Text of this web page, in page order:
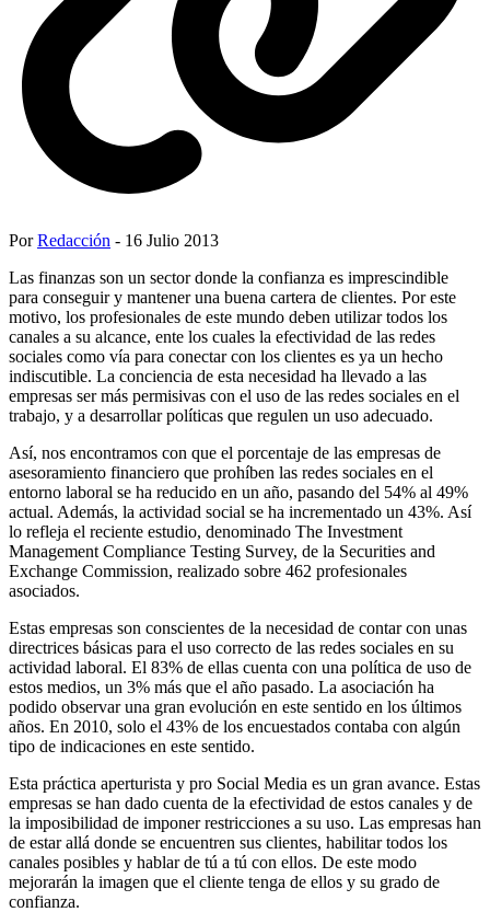
PorRedacción - 16 Julio 2013
Las finanzas son un sector donde la confianza es imprescindible
para conseguir y mantener una buena cartera de clientes. Por este
motivo, los profesionales de este mundo deben utilizar todos los
canales a su alcance, ente los cuales la efectividad de las redes
sociales como vía para conectar con los clientes es ya un hecho
indiscutible. La conciencia de esta necesidad ha llevado a las
empresas ser más permisivas con el uso de las redes sociales en el
trabajo, y a desarrollar políticas que regulen un uso adecuado.
Así, nos encontramos con que el porcentaje de las empresas de
asesoramiento financiero que prohíben las redes sociales en el
entorno laboral se ha reducido en un año, pasando del 54% al 49%
actual. Además, la actividad social se ha incrementado un 43%. Así
lo refleja el reciente estudio, denominado The Investment
Management Compliance Testing Survey, de la Securities and
Exchange Commission, realizado sobre 462 profesionales
asociados.
Estas empresas son conscientes de la necesidad de contar con unas
directrices básicas para el uso correcto de las redes sociales en su
actividad laboral. El 83% de ellas cuenta con una política de uso de
estos medios, un 3% más que el año pasado. La asociación ha
podido observar una gran evolución en este sentido en los últimos
años. En 2010, solo el 43% de los encuestados contaba con algún
tipo de indicaciones en este sentido.
Esta práctica aperturista y pro Social Media es un gran avance. Estas
empresas se han dado cuenta de la efectividad de estos canales y de
la imposibilidad de imponer restricciones a su uso. Las empresas han
de estar allá donde se encuentren sus clientes, habilitar todos los
canales posibles y hablar de tú a tú con ellos. De este modo
mejorarán la imagen que el cliente tenga de ellos y su grado de
confianza.